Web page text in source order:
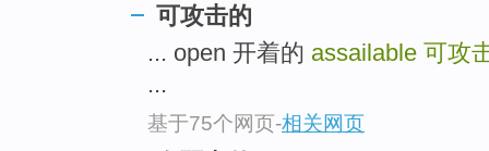
可攻击的
... open 开着的 assailable 可攻
...
基于75个网页-相关网页